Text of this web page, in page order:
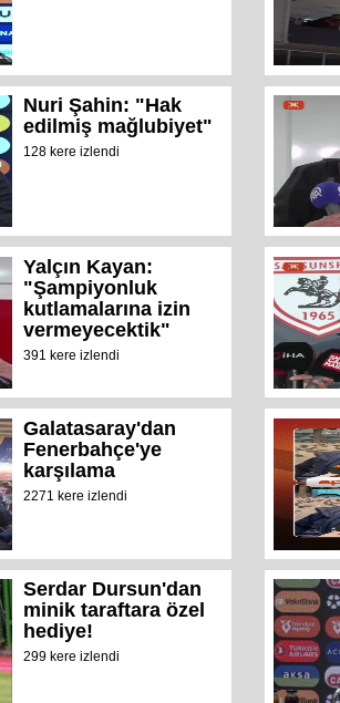
Nuri Şahin: "Hak
edilmiş mağlubiyet"
128 kere izlendi
Yalçın Kayan:
"Şampiyonluk
kutlamalarına izin
vermeyecektik"
391 kere izlendi
Galatasaray'dan
Fenerbahçe'ye
karşılama
2271 kere izlendi
Serdar Dursun'dan
minik taraftara özel
hediye!
299 kere izlendi